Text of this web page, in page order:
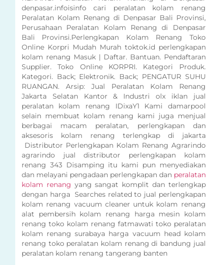
denpasar.infoisinfo cari peralatan kolam renang
Peralatan Kolam Renang di Denpasar Bali Provinsi,
Perusahaan Peralatan Kolam Renang di Denpasar
Bali Provinsi.Perlengkapan Kolam Renang Toko
Online Korpri Mudah Murah toktok.id perlengkapan
kolam renang Masuk | Daftar. Bantuan. Pendaftaran
Supplier. Toko Online KORPRI. Kategori Produk.
Kategori. Back; Elektronik. Back; PENGATUR SUHU
RUANGAN. Arsip: Jual Peralatan Kolam Renang
Jakarta Selatan Kantor & Industri olx iklan jual
peralatan kolam renang IDixaY1 Kami damarpool
selain membuat kolam renang kami juga menjual
berbagai macam peralatan, perlengkapan dan
aksesoris kolam renang terlengkap di jakarta
Distributor Perlengkapan Kolam Renang Agrarindo
agrarindo jual distributor perlengkapan kolam
renang 343 Disamping itu kami pun menyediakan
dan melayani pengadaan perlengkapan dan peralatan
kolam renang yang sangat komplit dan terlengkap
dengan harga Searches related to jual perlengkapan
kolam renang vacuum cleaner untuk kolam renang
alat pembersih kolam renang harga mesin kolam
renang toko kolam renang fatmawati toko peralatan
kolam renang surabaya harga vacuum head kolam
renang toko peralatan kolam renang di bandung jual
peralatan kolam renang tangerang banten